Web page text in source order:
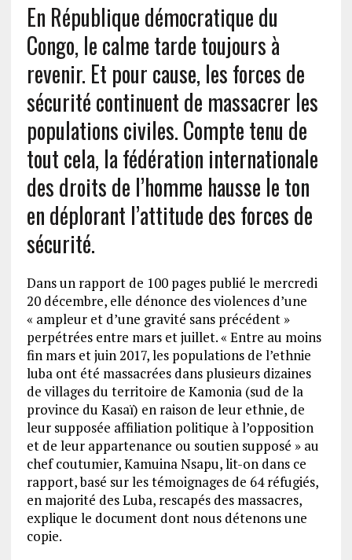
En République démocratique du
Congo, le calme tarde toujours à
revenir. Et pour cause, les forces de
sécurité continuent de massacrer les
populations civiles. Compte tenu de
tout cela, la fédération internationale
des droits de l’homme hausse le ton
en déplorant l’attitude des forces de
sécurité.
Dans un rapport de 100 pages publié le mercredi
20 décembre, elle dénonce des violences d’une
« ampleur et d’une gravité sans précédent »
perpétrées entre mars et juillet. « Entre au moins
fin mars et juin 2017, les populations de l’ethnie
luba ont été massacrées dans plusieurs dizaines
de villages du territoire de Kamonia (sud de la
province du Kasaï) en raison de leur ethnie, de
leur supposée affiliation politique à l’opposition
et de leur appartenance ou soutien supposé » au
chef coutumier, Kamuina Nsapu, lit-on dans ce
rapport, basé sur les témoignages de 64 réfugiés,
en majorité des Luba, rescapés des massacres,
explique le document dont nous détenons une
copie.